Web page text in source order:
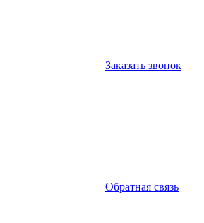
Заказать звонок
Обратная связь